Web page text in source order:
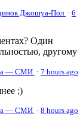
Джошуа-Пол · 6
Один
другому
— СМИ · 7 hours ago
;)
— СМИ · 8 hours ago